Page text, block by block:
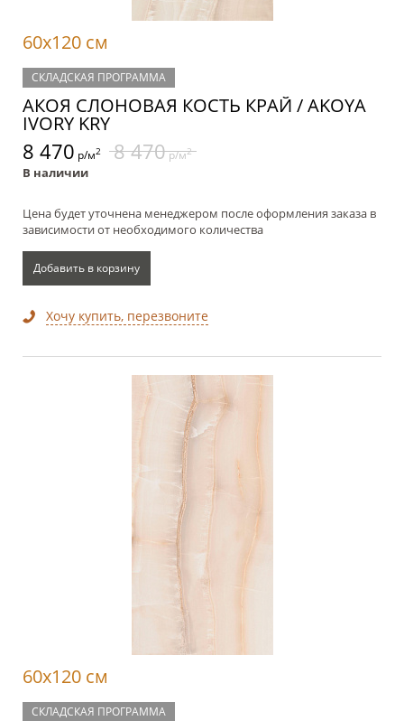
60x120 см
СКЛАДСКАЯ ПРОГРАММА
АКОЯ СЛОНОВАЯ КОСТЬ КРАЙ / AKOYA
IVORY KRY
8 470 р/м2 8 470р/м2
В наличии
Цена будет уточнена менеджером после оформления заказа в
зависимости от необходимого количества
Добавить в корзину
Хочу купить, перезвоните
60x120 см
СКЛАДСКАЯ ПРОГРАММА